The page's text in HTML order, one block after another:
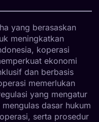
yang berasaskan
meningkatkan
koperasi
ekonomi
dan berbasis
memerlukan
yang mengatur
dasar hukum
serta prosedur